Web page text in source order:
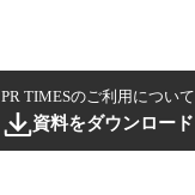
PR TIMESのご利用について
資料をダウンロード